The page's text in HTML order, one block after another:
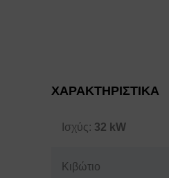
ΧΑΡΑΚΤΗΡΙΣΤΙΚΑ
Ισχύς: 32 kW
Κιβώτιο